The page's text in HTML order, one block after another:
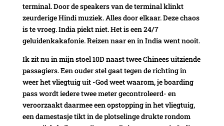
terminal. Door de speakers van de terminal klinkt
zeurderige Hindi muziek. Alles door elkaar. Deze chaos
is te vroeg. India piekt niet. Het is een 24/7
geluidenkakafonie. Reizen naar en in India went nooit.
Ik zit nu in mijn stoel 10D naast twee Chinees uitziende
passagiers. Een ouder stel gaat tegen de richting in
weer het vliegtuig uit -God weet waarom, je boarding
pass wordt iedere twee meter gecontroleerd- en
veroorzaakt daarmee een opstopping in het vliegtuig,
een damestasje tikt in de plotselinge drukte rondom